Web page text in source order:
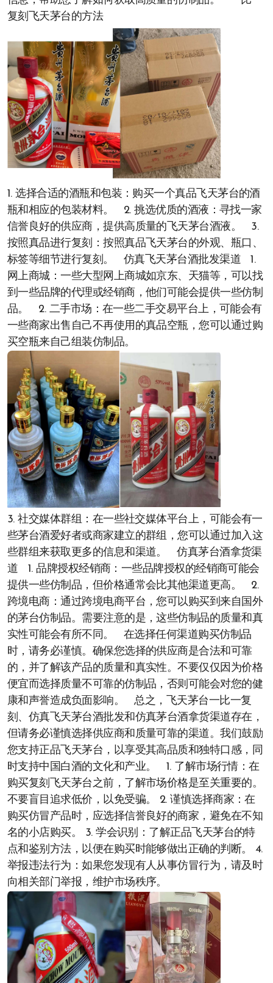
复刻飞天茅台的方法
1. 选择合适的酒瓶和包装：购买一个真品飞天茅台的酒
瓶和相应的包装材料。 2. 挑选优质的酒液：寻找一家
信誉良好的供应商，提供高质量的飞天茅台酒液。 3.
按照真品进行复刻：按照真品飞天茅台的外观、瓶口、
标签等细节进行复刻。 仿真飞天茅台酒批发渠道 1.
网上商城：一些大型网上商城如京东、天猫等，可以找
到一些品牌的代理或经销商，他们可能会提供一些仿制
品。 2. 二手市场：在一些二手交易平台上，可能会有
一些商家出售自己不再使用的真品空瓶，您可以通过购
买空瓶来自己组装仿制品。
3. 社交媒体群组：在一些社交媒体平台上，可能会有一
些茅台酒爱好者或商家建立的群组，您可以通过加入这
些群组来获取更多的信息和渠道。 仿真茅台酒拿货渠
道 1. 品牌授权经销商：一些品牌授权的经销商可能会
提供一些仿制品，但价格通常会比其他渠道更高。 2.
跨境电商：通过跨境电商平台，您可以购买到来自国外
的茅台仿制品。需要注意的是，这些仿制品的质量和真
实性可能会有所不同。 在选择任何渠道购买仿制品
时，请务必谨慎。确保您选择的供应商是合法和可靠
的，并了解该产品的质量和真实性。不要仅仅因为价格
便宜而选择质量不可靠的仿制品，否则可能会对您的健
康和声誉造成负面影响。 总之，飞天茅台一比一复
刻、仿真飞天茅台酒批发和仿真茅台酒拿货渠道存在，
但请务必谨慎选择供应商和质量可靠的渠道。我们鼓励
您支持正品飞天茅台，以享受其高品质和独特口感，同
时支持中国白酒的文化和产业。 1. 了解市场行情：在
购买复刻飞天茅台之前，了解市场价格是至关重要的。
不要盲目追求低价，以免受骗。 2. 谨慎选择商家：在
购买仿冒产品时，应选择信誉良好的商家，避免在不知
名的小店购买。 3. 学会识别：了解正品飞天茅台的特
点和鉴别方法，以便在购买时能够做出正确的判断。 4.
举报违法行为：如果您发现有人从事仿冒行为，请及时
向相关部门举报，维护市场秩序。